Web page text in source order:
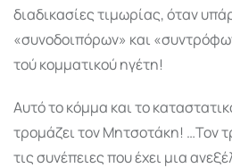
διαδικασίες τιμωρίας, όταν
«συνοδοιπόρων» και
τού κομματικού ηγέτη!
Αυτό το κόμμα και το
τρομάζει τον Μητσοτάκη! …Τον
τις συνέπειες που έχει μια